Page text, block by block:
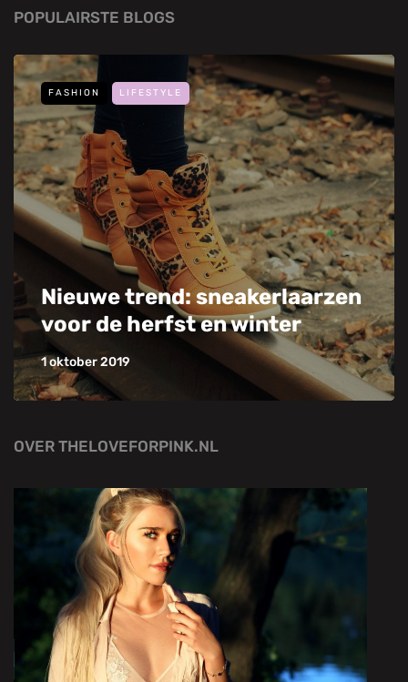
OVER THELOVEFORPINK.NL
POPULAIRSTE BLOGS
FASHION LIFESTYLE
Nieuwe trend: sneakerlaarzen
voor de herfst en winter
1 oktober 2019